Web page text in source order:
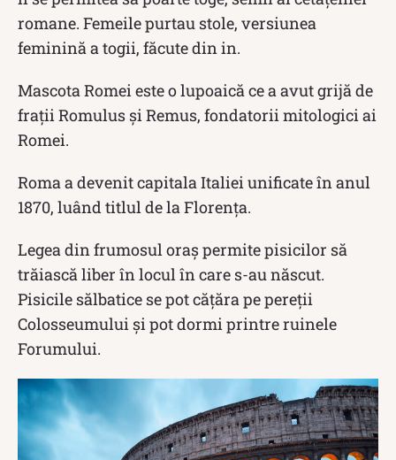
romane. Femeile purtau stole, versiunea
feminină a togii, făcute din in.
Mascota Romei este o lupoaică ce a avut grijă de
frații Romulus și Remus, fondatorii mitologici ai
Romei.
Roma a devenit capitala Italiei unificate în anul
1870, luând titlul de la Florența.
Legea din frumosul oraș permite pisicilor să
trăiască liber în locul în care s-au născut.
Pisicile sălbatice se pot cățăra pe pereții
Colosseumului și pot dormi printre ruinele
Forumului.